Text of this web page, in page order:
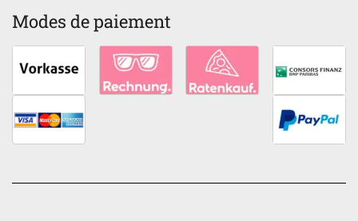
Modes de paiement